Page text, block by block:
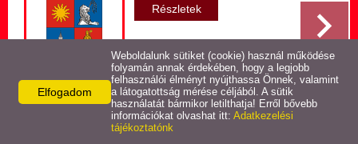
Egészségügyi ellátás
Egyéb szolgáltatások
Látnivalók
Részletek
Vissza az előző oldalra!
Elfogadom
Weboldalunk sütiket (cookie) használ működése
folyamán annak érdekében, hogy a legjobb
felhasználói élményt nyújthassa Önnek, valamint
a látogatottság mérése céljából. A sütik
használatát bármikor letilthatja! Erről bővebb
információkat olvashat itt: Adatkezelési
tájékoztatónk